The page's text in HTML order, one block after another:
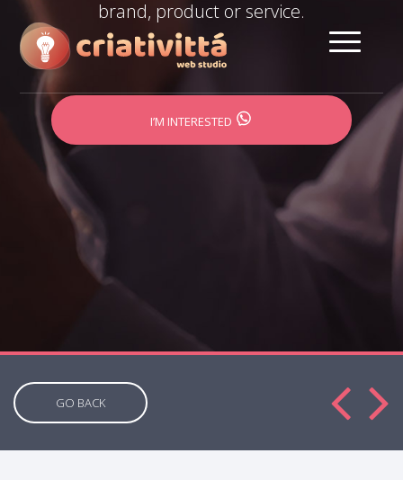
brand, product or service.
I’M INTERESTED
GO BACK